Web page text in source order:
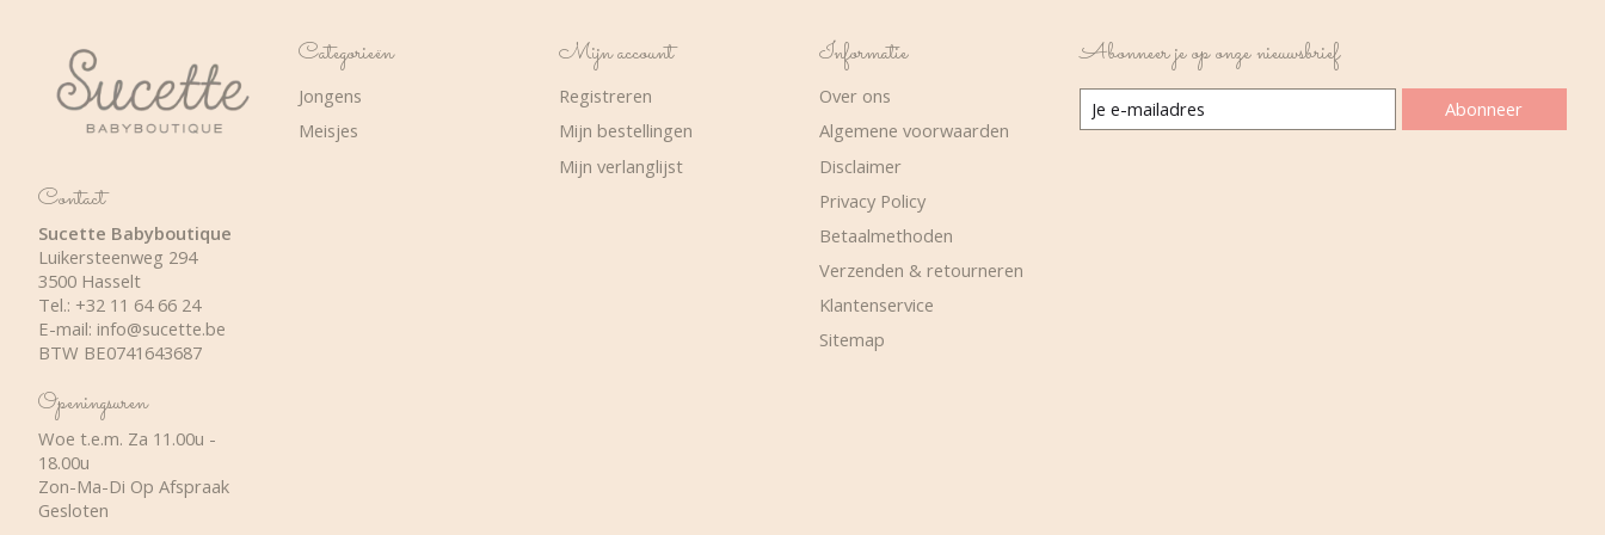
Contact
Sucette Babyboutique
Luikersteenweg 294
3500 Hasselt
Tel.: +32 11 64 66 24
E-mail: info@sucette.be
BTW BE0741643687
Openingsuren
Woe t.e.m. Za 11.00u -
18.00u
Zon-Ma-Di Op Afspraak
Gesloten
Categorieën
Jongens
Meisjes
Mijn account
Registreren
Mijn bestellingen
Mijn verlanglijst
Informatie
Over ons
Algemene voorwaarden
Disclaimer
Privacy Policy
Betaalmethoden
Verzenden & retourneren
Klantenservice
Sitemap
Abonneer je op onze nieuwsbrief
Abonneer